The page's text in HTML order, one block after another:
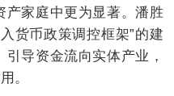
产家庭中更为显著。潘胜
货币政策调控框架”的建
导资金流向实体产业，
。